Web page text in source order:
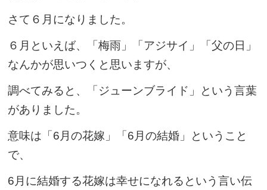
さて６月になりました。
６月といえば、「梅雨」「アジサイ」「父の日」
なんかが思いつくと思いますが、
調べてみると、「ジューンブライド」という言葉
がありました。
意味は「6月の花嫁」「6月の結婚」ということ
で、
6月に結婚する花嫁は幸せになれるという言い伝